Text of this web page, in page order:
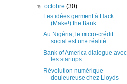
▼octobre(30)
Les idées germent à Hack
(Make!) the Bank
Au Nigéria, le micro-crédit
social est une réalité
Bank of America dialogue avec
les startups
Révolution numérique
douleureuse chez Lloyds